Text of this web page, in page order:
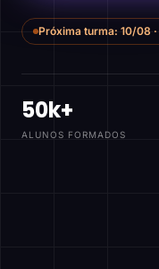
Próxima turma: 10/08 ·
50k+
ALUNOS FORMADOS